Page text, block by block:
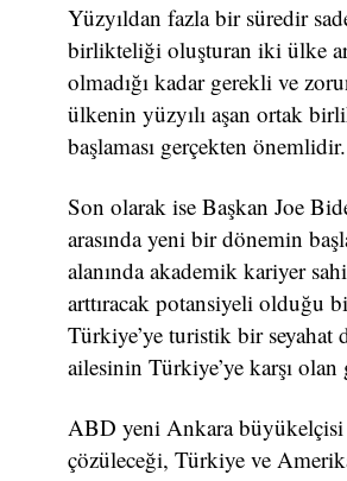
Yüzyıldan fazla bir süredir
birlikteliği oluşturan iki ülke
olmadığı kadar gerekli ve
ülkenin yüzyılı aşan ortak
başlaması gerçekten önemlidir.
Son olarak ise Başkan Joe
arasında yeni bir dönemin
alanında akademik kariyer
arttıracak potansiyeli olduğu
Türkiye’ye turistik bir
ailesinin Türkiye’ye karşı
ABD yeni Ankara büyükelçisi
çözüleceği, Türkiye ve